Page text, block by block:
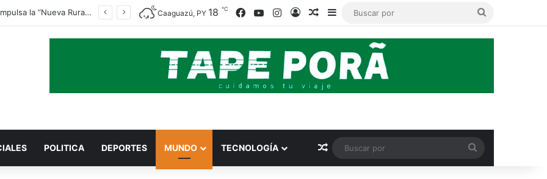
Indert impulsa la “Nueva Ruralidad” para garantizar la titulación de tierras a familias campesinas. Caaguazú, PY 18 ℃ Facebook
YouTubeInstagramAccesoPublicación al azar
Barra lateral
POLITICA DEPORTES MUNDO TECNOLOGÍA Publicación al azar
por